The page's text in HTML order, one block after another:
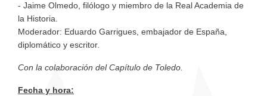
- Jaime Olmedo, filólogo y miembro de la Real Academia de
la Historia.
Moderador: Eduardo Garrigues, embajador de España,
diplomático y escritor.
Con la colaboración del Capítulo de Toledo.
Fecha y hora: